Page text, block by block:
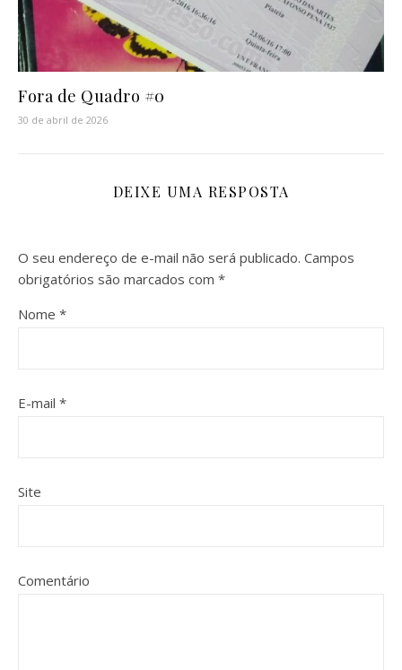
Fora de Quadro #0
30 de abril de 2026
DEIXE UMA RESPOSTA
O seu endereço de e-mail não será publicado. Campos
obrigatórios são marcados com *
Nome *
E-mail *
Site
Comentário